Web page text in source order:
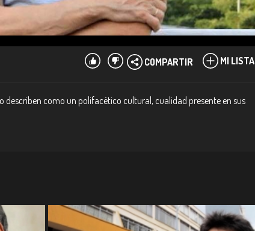
MI LISTA
COMPARTIR
describen como un polifacético cultural, cualidad presente en sus